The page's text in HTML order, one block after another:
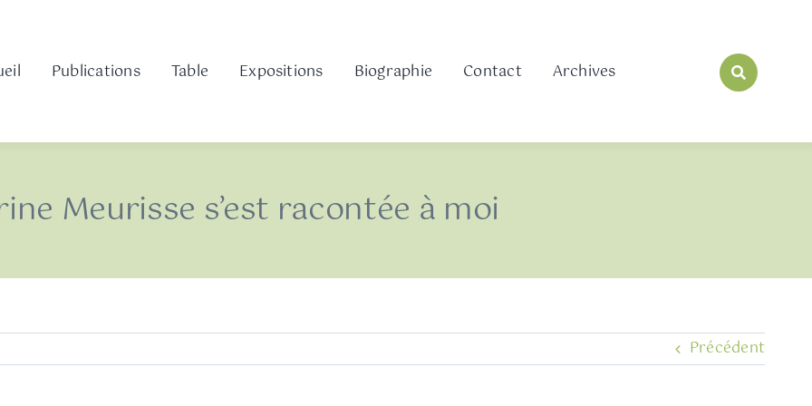
Publications Table Expositions Biographie Contact Archives
Meurisse s’est racontée à moi
Précédent